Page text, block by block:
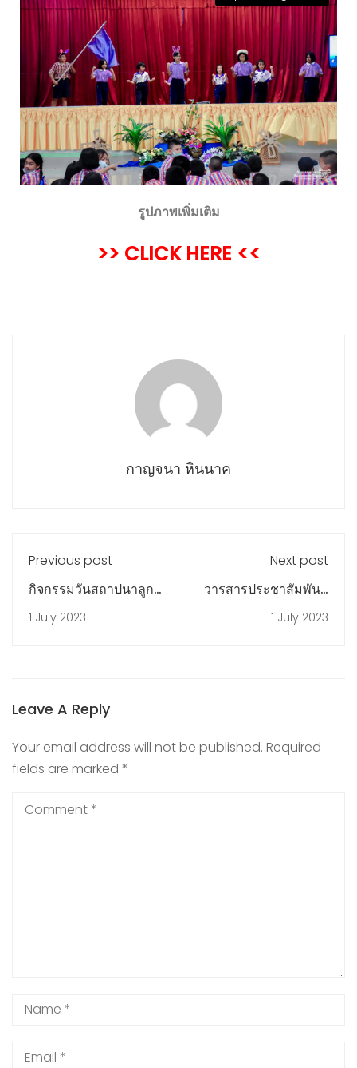
รูปภาพเพิ่มเติม
>> CLICK HERE <<
กาญจนา หินนาค
Previous post
กิจกรรมวันสถาปนาลูก
เสือแห่งชาติ ประจำปี
การศึกษา 2566
1 July 2023
Next post
วารสารประชาสัมพันธ์
ประจำเดือนมิถุนายน
1 July 2023
Leave A Reply
Your email address will not be published. Required
fields are marked *